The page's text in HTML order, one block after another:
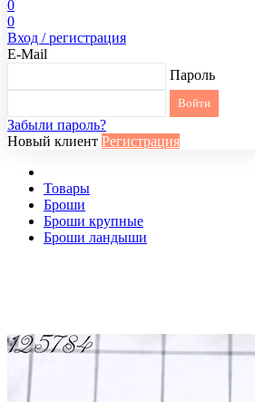
0
0
Вход / регистрация
E-Mail
Пароль
Забыли пароль?
Новый клиент Регистрация
Товары
Броши
Броши крупные
Броши ландыши